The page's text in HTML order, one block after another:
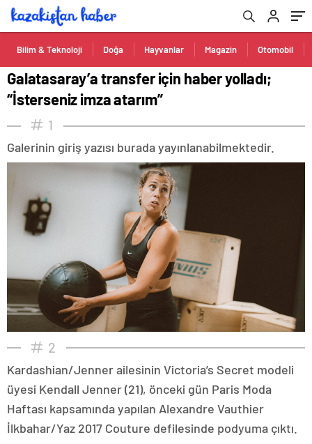
Bilim & Teknoloji Doğa Hayvanlar Magazin Otomobil
Galatasaray’a transfer için haber yolladı;
“İsterseniz imza atarım”
1
Galerinin giriş yazısı burada yayınlanabilmektedir.
2
Kardashian/Jenner ailesinin Victoria’s Secret modeli
üyesi Kendall Jenner (21), önceki gün Paris Moda
Haftası kapsamında yapılan Alexandre Vauthier
İlkbahar/Yaz 2017 Couture defilesinde podyuma çıktı.